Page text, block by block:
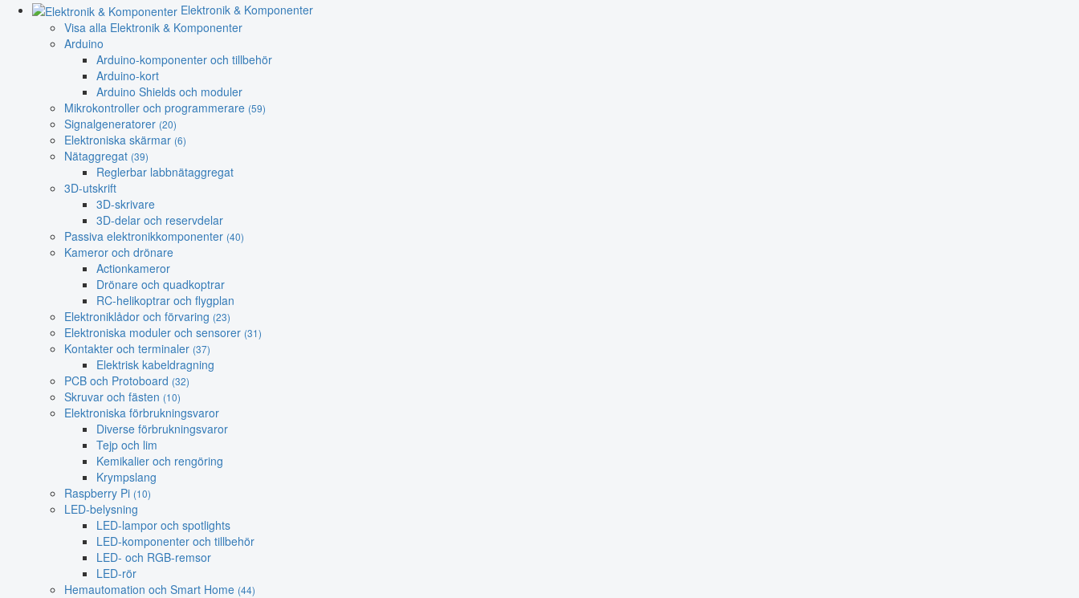
Elektronik & Komponenter
Visa alla Elektronik & Komponenter
Arduino
Arduino-komponenter och tillbehör
Arduino-kort
Arduino Shields och moduler
Mikrokontroller och programmerare (59)
Signalgeneratorer (20)
Elektroniska skärmar (6)
Nätaggregat (39)
Reglerbar labbnätaggregat
3D-utskrift
3D-skrivare
3D-delar och reservdelar
Passiva elektronikkomponenter (40)
Kameror och drönare
Actionkameror
Drönare och quadkoptrar
RC-helikoptrar och flygplan
Elektroniklådor och förvaring (23)
Elektroniska moduler och sensorer (31)
Kontakter och terminaler (37)
Elektrisk kabeldragning
PCB och Protoboard (32)
Skruvar och fästen (10)
Elektroniska förbrukningsvaror
Diverse förbrukningsvaror
Tejp och lim
Kemikalier och rengöring
Krympslang
Raspberry Pi (10)
LED-belysning
LED-lampor och spotlights
LED-komponenter och tillbehör
LED- och RGB-remsor
LED-rör
Hemautomation och Smart Home (44)